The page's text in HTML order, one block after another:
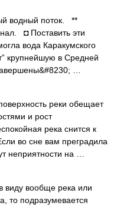
водный поток. **
◘ Поставить эти
вода Каракумского
крупнейшую в Средней
…
реки обещает
и рост
река снится к
во сне вам преградила
неприятности на …
виду вообще река или
то подразумевается